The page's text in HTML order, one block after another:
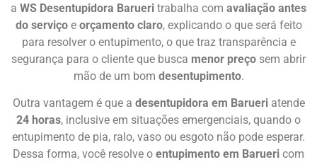
a WS Desentupidora Barueri trabalha com avaliação antes
do serviçoe orçamento claro, explicando o que será feito
para resolver o entupimento, o que traz transparência e
segurança para o cliente que busca menor preço sem abrir
mão de um bom desentupimento.
Outra vantagem é que a desentupidora em Barueriatende
24 horas, inclusive em situações emergenciais, quando o
entupimento de pia, ralo, vaso ou esgoto não pode esperar.
Dessa forma, você resolve o entupimento em Barueri com